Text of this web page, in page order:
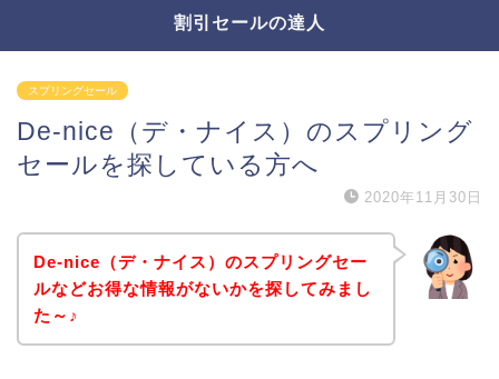
割引セールの達人
スプリングセール
De-nice（デ・ナイス）のスプリング
セールを探している方へ
2020年11月30日
De-nice（デ・ナイス）のスプリングセー
ルなどお得な情報がないかを探してみまし
た～♪